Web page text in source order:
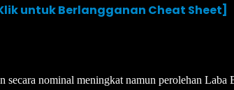
untuk Berlangganan Cheat Sheet]
secara nominal meningkat namun perolehan